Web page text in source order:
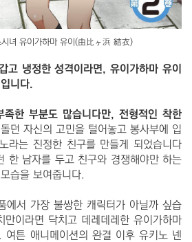
녀 유이가하마 유이(由比ヶ浜 結衣)
고 냉정한 성격이라면, 유이가하마 유이
니다.
족한 부분도 많습니다만, 전형적인 착한
던 자신의 고민을 털어놓고 봉사부에 입
라는 진정한 친구를 만들게 되었습니다
한 남자를 두고 친구와 경쟁해야만 하는
습을 보여줍니다.
에서 가장 불쌍한 캐릭터가 아닐까 싶습
만이라면 닥치고 데레데레한 유이가하마
여튼 애니메이션의 완결 이후 유키노 넨